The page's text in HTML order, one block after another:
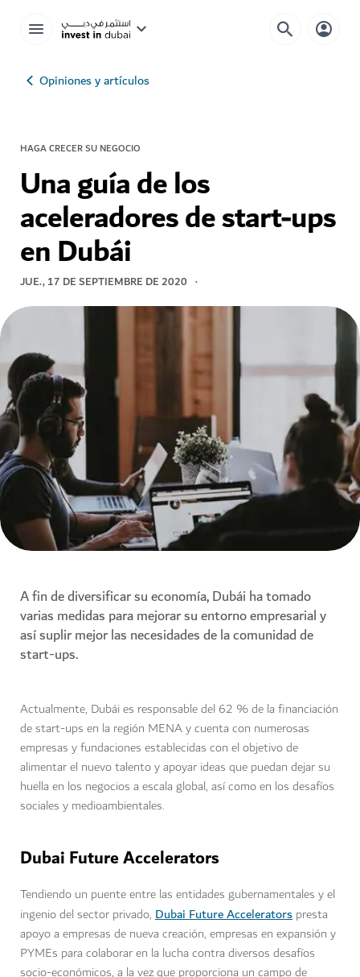
Opiniones y artículos
HAGA CRECER SU NEGOCIO
Una guía de los
aceleradores de start-ups
en Dubái
JUE., 17 DE SEPTIEMBRE DE 2020
A fin de diversificar su economía, Dubái ha tomado
varias medidas para mejorar su entorno empresarial y
así suplir mejor las necesidades de la comunidad de
start-ups.
Actualmente, Dubái es responsable del 62 % de la financiación
de start-ups en la región MENA y cuenta con numerosas
empresas y fundaciones establecidas con el objetivo de
alimentar el nuevo talento y apoyar ideas que puedan dejar su
huella en los negocios a escala global, así como en los desafíos
sociales y medioambientales.
Dubai Future Accelerators
Tendiendo un puente entre las entidades gubernamentales y el
ingenio del sector privado, Dubai Future Accelerators presta
apoyo a empresas de nueva creación, empresas en expansión y
PYMEs para colaborar en la lucha contra diversos desafíos
socio-económicos, a la vez que proporciona un campo de